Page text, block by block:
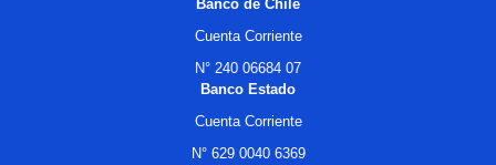
Banco de Chile
Cuenta Corriente
N° 240 06684 07
Banco Estado
Cuenta Corriente
N° 629 0040 6369